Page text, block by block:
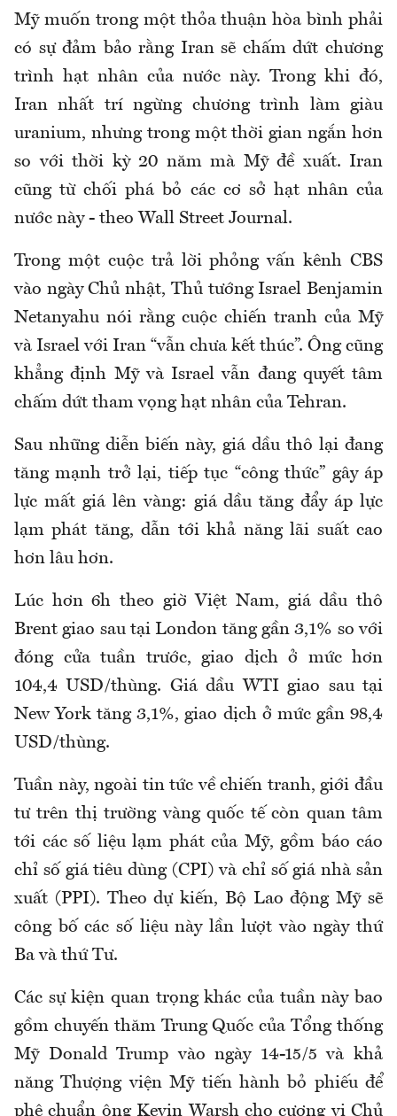
Mỹ muốn trong một thỏa thuận hòa bình phải
có sự đảm bảo rằng Iran sẽ chấm dứt chương
trình hạt nhân của nước này. Trong khi đó,
Iran nhất trí ngừng chương trình làm giàu
uranium, nhưng trong một thời gian ngắn hơn
so với thời kỳ 20 năm mà Mỹ đề xuất. Iran
cũng từ chối phá bỏ các cơ sở hạt nhân của
nước này - theo Wall Street Journal.
Trong một cuộc trả lời phỏng vấn kênh CBS
vào ngày Chủ nhật, Thủ tướng Israel Benjamin
Netanyahu nói rằng cuộc chiến tranh của Mỹ
và Israel với Iran “vẫn chưa kết thúc”. Ông cũng
khẳng định Mỹ và Israel vẫn đang quyết tâm
chấm dứt tham vọng hạt nhân của Tehran.
Sau những diễn biến này, giá dầu thô lại đang
tăng mạnh trở lại, tiếp tục “công thức” gây áp
lực mất giá lên vàng: giá dầu tăng đẩy áp lực
lạm phát tăng, dẫn tới khả năng lãi suất cao
hơn lâu hơn.
Lúc hơn 6h theo giờ Việt Nam, giá dầu thô
Brent giao sau tại London tăng gần 3,1% so với
đóng cửa tuần trước, giao dịch ở mức hơn
104,4 USD/thùng. Giá dầu WTI giao sau tại
New York tăng 3,1%, giao dịch ở mức gần 98,4
USD/thùng.
Tuần này, ngoài tin tức về chiến tranh, giới đầu
tư trên thị trường vàng quốc tế còn quan tâm
tới các số liệu lạm phát của Mỹ, gồm báo cáo
chỉ số giá tiêu dùng (CPI) và chỉ số giá nhà sản
xuất (PPI). Theo dự kiến, Bộ Lao động Mỹ sẽ
công bố các số liệu này lần lượt vào ngày thứ
Ba và thứ Tư.
Các sự kiện quan trọng khác của tuần này bao
gồm chuyến thăm Trung Quốc của Tổng thống
Mỹ Donald Trump vào ngày 14-15/5 và khả
năng Thượng viện Mỹ tiến hành bỏ phiếu để
phê chuẩn ông Kevin Warsh cho cương vị Chủ